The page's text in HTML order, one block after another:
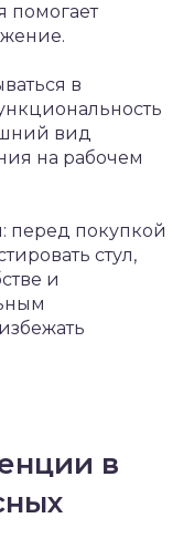
помогает
в
вид
на рабочем
перед покупкой
стул,
и
в